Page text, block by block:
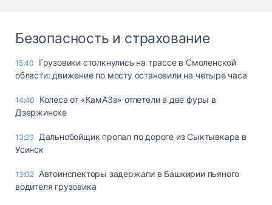
Безопасность и страхование
15:40
Грузовики столкнулись на трассе в Смоленской
области: движение по мосту остановили на четыре часа
14:40
Колеса от «КамАЗа» отлетели в две фуры в
Дзержинске
13:20
Дальнобойщик пропал по дороге из Сыктывкара в
Усинск
13:02 Автоинспекторы задержали в Башкирии пьяного
водителя грузовика